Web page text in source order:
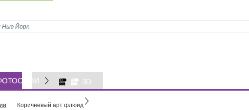
3D
ОБОИ
Коричневый арт флюид